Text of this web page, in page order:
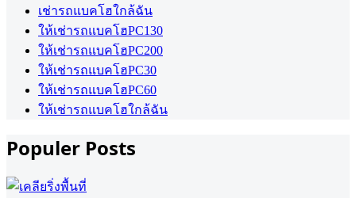
เช่ารถแบคโฮใกล้ฉัน
ให้เช่ารถแบคโฮPC130
ให้เช่ารถแบคโฮPC200
ให้เช่ารถแบคโฮPC30
ให้เช่ารถแบคโฮPC60
ให้เช่ารถแบคโฮใกล้ฉัน
Populer Posts